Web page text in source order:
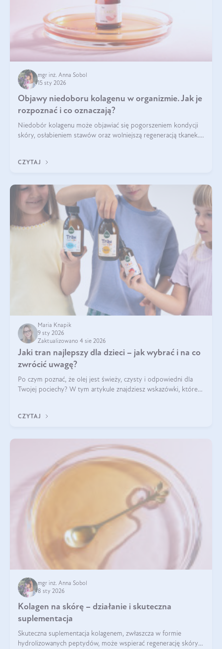
mgr inż. Anna Sobol
15 sty 2026
Objawy niedoboru kolagenu w organizmie. Jak je
rozpoznać i co oznaczają?
Niedobór kolagenu może objawiać się pogorszeniem kondycji
skóry, osłabieniem stawów oraz wolniejszą regeneracją tkanek.
osłabienie włosów.
CZYTAJ
Maria Knapik
9 sty 2026
Zaktualizowano 4 sie 2026
Jaki tran najlepszy dla dzieci – jak wybrać i na co
zwrócić uwagę?
Po czym poznać, że olej jest świeży, czysty i odpowiedni dla
Twojej pociechy? W tym artykule znajdziesz wskazówki, które
CZYTAJ
mgr inż. Anna Sobol
8 sty 2026
Kolagen na skórę – działanie i skuteczna
suplementacja
Skuteczna suplementacja kolagenem, zwłaszcza w formie
hydrolizowanych peptydów, może wspierać regenerację skóry i